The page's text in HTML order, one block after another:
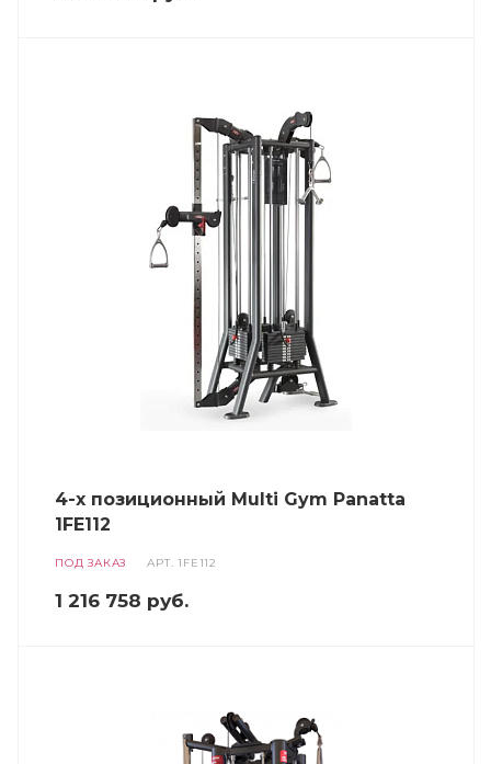
4-х позиционный Multi Gym Panatta
1FE112
ПОД ЗАКАЗ АРТ.1FE112
1 216 758 руб.